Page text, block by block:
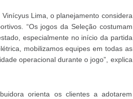
Lima, o planejamento considera
“Os jogos da Seleção costumam
especialmente no início da partida
mobilizamos equipes em todas as
operacional durante o jogo”, explica
orienta os clientes a adotarem